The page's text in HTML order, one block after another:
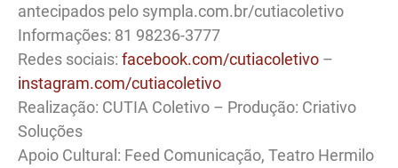
antecipados pelo sympla.com.br/cutiacoletivo
Informações: 81 98236-3777
Redes sociais: facebook.com/cutiacoletivo –
instagram.com/cutiacoletivo
Realização: CUTIA Coletivo – Produção: Criativo
Soluções
Apoio Cultural: Feed Comunicação, Teatro Hermilo